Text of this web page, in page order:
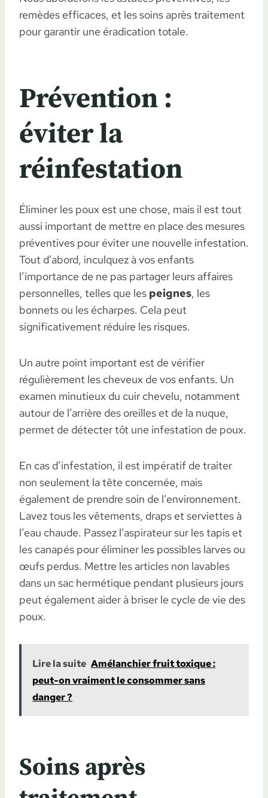
remèdes efficaces, et les soins après traitement
pour garantir une éradication totale.
Prévention :
éviter la
réinfestation
Éliminer les poux est une chose, mais il est tout
aussi important de mettre en place des mesures
préventives pour éviter une nouvelle infestation.
Tout d’abord, inculquez à vos enfants
l’importance de ne pas partager leurs affaires
personnelles, telles que les peignes, les
bonnets ou les écharpes. Cela peut
significativement réduire les risques.
Un autre point important est de vérifier
régulièrement les cheveux de vos enfants. Un
examen minutieux du cuir chevelu, notamment
autour de l’arrière des oreilles et de la nuque,
permet de détecter tôt une infestation de poux.
En cas d’infestation, il est impératif de traiter
non seulement la tête concernée, mais
également de prendre soin de l’environnement.
Lavez tous les vêtements, draps et serviettes à
l’eau chaude. Passez l’aspirateur sur les tapis et
les canapés pour éliminer les possibles larves ou
œufs perdus. Mettre les articles non lavables
dans un sac hermétique pendant plusieurs jours
peut également aider à briser le cycle de vie des
poux.
Lire la suite Amélanchier fruit toxique :
peut-on vraiment le consommer sans
danger ?
Soins après